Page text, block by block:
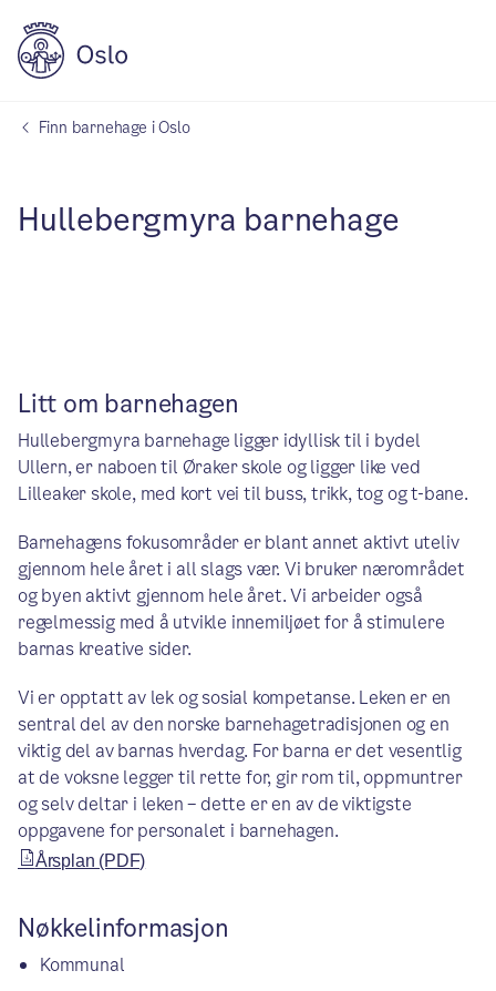
Finn barnehage i Oslo
Hullebergmyra barnehage
Litt om barnehagen
Hullebergmyra barnehage ligger idyllisk til i bydel
Ullern, er naboen til Øraker skole og ligger like ved
Lilleaker skole, med kort vei til buss, trikk, tog og t-bane.
Barnehagens fokusområder er blant annet aktivt uteliv
gjennom hele året i all slags vær. Vi bruker nærområdet
og byen aktivt gjennom hele året. Vi arbeider også
regelmessig med å utvikle innemiljøet for å stimulere
barnas kreative sider.
Vi er opptatt av lek og sosial kompetanse. Leken er en
sentral del av den norske barnehagetradisjonen og en
viktig del av barnas hverdag. For barna er det vesentlig
at de voksne legger til rette for, gir rom til, oppmuntrer
og selv deltar i leken – dette er en av de viktigste
oppgavene for personalet i barnehagen.
Årsplan (PDF)
Nøkkelinformasjon
Kommunal